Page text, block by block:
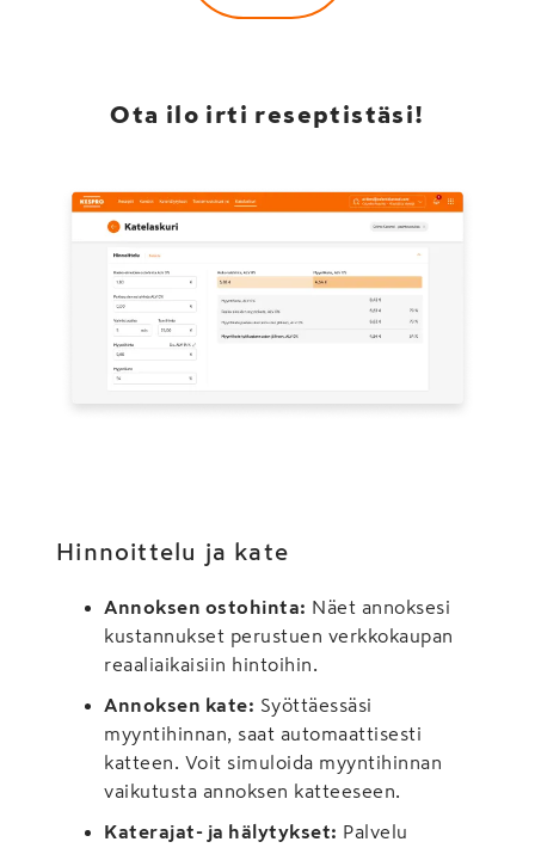
Ota ilo irti reseptistäsi!
Hinnoittelu ja kate
Annoksen ostohinta: Näet annoksesi
kustannukset perustuen verkkokaupan
reaaliaikaisiin hintoihin.
Annoksen kate: Syöttäessäsi
myyntihinnan, saat automaattisesti
katteen. Voit simuloida myyntihinnan
vaikutusta annoksen katteeseen.
Katerajat- ja hälytykset: Palvelu